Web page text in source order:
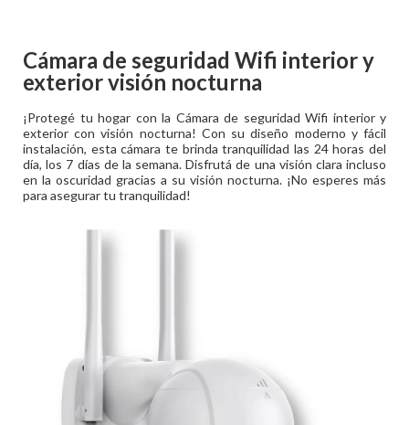
Cámara de seguridad Wifi interior y
exterior visión nocturna
¡Protegé tu hogar con la Cámara de seguridad Wifi interior y
exterior con visión nocturna! Con su diseño moderno y fácil
instalación, esta cámara te brinda tranquilidad las 24 horas del
día, los 7 días de la semana. Disfrutá de una visión clara incluso
en la oscuridad gracias a su visión nocturna. ¡No esperes más
para asegurar tu tranquilidad!